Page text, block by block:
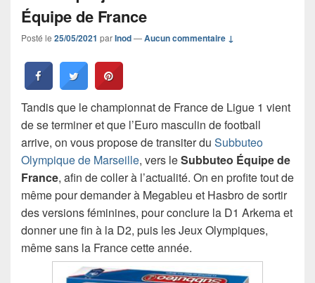
Équipe de France
Posté le 25/05/2021 parInod—Aucun commentaire ↓
Tandis que le championnat de France de Ligue 1 vient
de se terminer et que l’Euro masculin de football
arrive, on vous propose de transiter du Subbuteo
Olympique de Marseille, vers leSubbuteo Équipe de
France, afin de coller à l’actualité. On en profite tout de
même pour demander à Megableu et Hasbro de sortir
des versions féminines, pour conclure la D1 Arkema et
donner une fin à la D2, puis les Jeux Olympiques,
même sans la France cette année.